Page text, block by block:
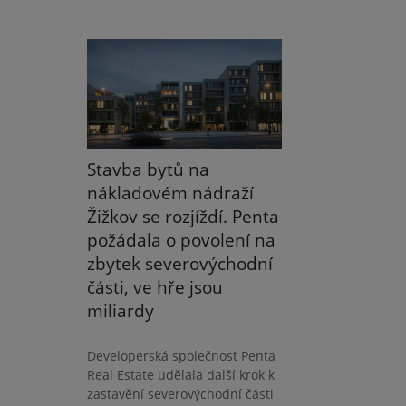
Stavba bytů na
nákladovém nádraží
Žižkov se rozjíždí. Penta
požádala o povolení na
zbytek severovýchodní
části, ve hře jsou
miliardy
Developerská společnost Penta
Real Estate udělala další krok k
zastavění severovýchodní části